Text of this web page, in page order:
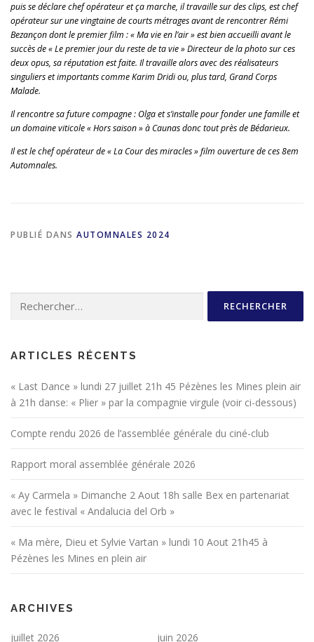
puis se déclare chef opérateur et ça marche, il travaille sur des clips, est chef
opérateur sur une vingtaine de courts métrages avant de rencontrer Rémi
Bezançon dont le premier film : « Ma vie en l’air » est bien accueilli avant le
succès de « Le premier jour du reste de ta vie » Directeur de la photo sur ces
deux opus, sa réputation est faite. Il travaille alors avec des réalisateurs
singuliers et importants comme Karim Dridi ou, plus tard, Grand Corps
Malade.
Il rencontre sa future compagne : Olga et s’installe pour fonder une famille et
un domaine viticole « Hors saison » à Caunas donc tout près de Bédarieux.
Il est le chef opérateur de « La Cour des miracles » film ouverture de ces 8em
Automnales.
PUBLIÉ DANS AUTOMNALES 2024
ARTICLES RÉCENTS
« Last Dance » lundi 27 juillet 21h 45 Pézènes les Mines plein air
à 21h danse: « Plier » par la compagnie virgule (voir ci-dessous)
Compte rendu 2026 de l’assemblée générale du ciné-club
Rapport moral assemblée générale 2026
« Ay Carmela » Dimanche 2 Aout 18h salle Bex en partenariat
avec le festival « Andalucia del Orb »
« Ma mère, Dieu et Sylvie Vartan » lundi 10 Aout 21h45 à
Pézènes les Mines en plein air
ARCHIVES
juillet 2026
juin 2026